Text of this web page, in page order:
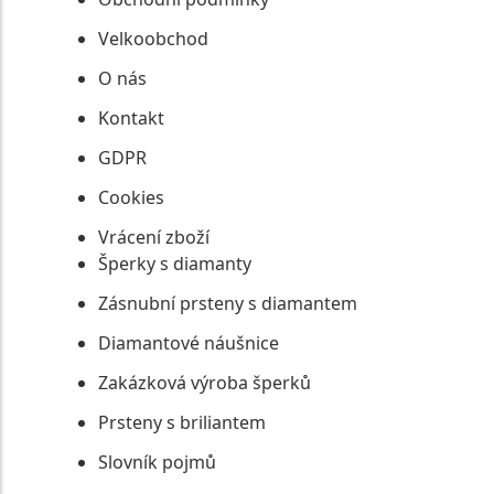
Velkoobchod
O nás
Kontakt
GDPR
Cookies
Vrácení zboží
Šperky s diamanty
Zásnubní prsteny s diamantem
Diamantové náušnice
Zakázková výroba šperků
Prsteny s briliantem
Slovník pojmů